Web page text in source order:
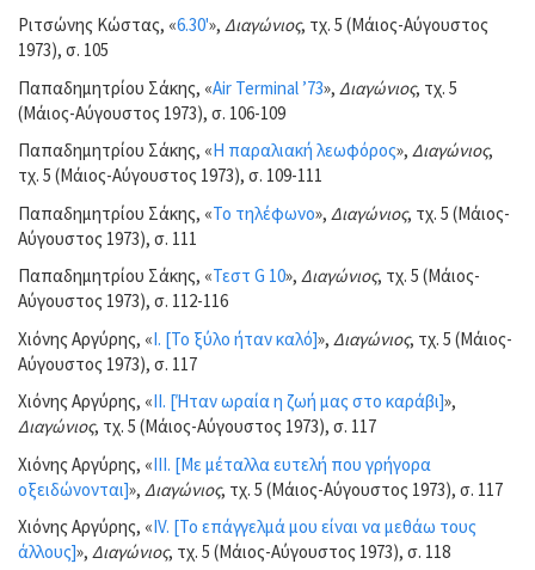
Ριτσώνης Κώστας, «6.30'», Διαγώνιος, τχ. 5 (Μάιος-Αύγουστος
1973), σ. 105
Παπαδημητρίου Σάκης, «Air Terminal ’73», Διαγώνιος, τχ. 5
(Μάιος-Αύγουστος 1973), σ. 106-109
Παπαδημητρίου Σάκης, «Η παραλιακή λεωφόρος», Διαγώνιος,
τχ. 5 (Μάιος-Αύγουστος 1973), σ. 109-111
Παπαδημητρίου Σάκης, «Το τηλέφωνο», Διαγώνιος, τχ. 5 (Μάιος-
Αύγουστος 1973), σ. 111
Παπαδημητρίου Σάκης, «Τεστ G 10», Διαγώνιος, τχ. 5 (Μάιος-
Αύγουστος 1973), σ. 112-116
Χιόνης Αργύρης, «Ι. [Το ξύλο ήταν καλό]», Διαγώνιος, τχ. 5 (Μάιος-
Αύγουστος 1973), σ. 117
Χιόνης Αργύρης, «II. [Ήταν ωραία η ζωή μας στο καράβι]»,
Διαγώνιος, τχ. 5 (Μάιος-Αύγουστος 1973), σ. 117
Χιόνης Αργύρης, «III. [Με μέταλλα ευτελή που γρήγορα
οξειδώνονται]», Διαγώνιος, τχ. 5 (Μάιος-Αύγουστος 1973), σ. 117
Χιόνης Αργύρης, «IV. [Το επάγγελμά μου είναι να μεθάω τους
άλλους]», Διαγώνιος, τχ. 5 (Μάιος-Αύγουστος 1973), σ. 118